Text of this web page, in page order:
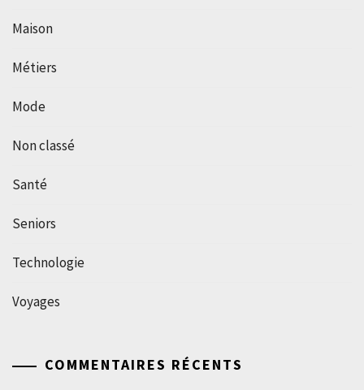
Maison
Métiers
Mode
Non classé
Santé
Seniors
Technologie
Voyages
COMMENTAIRES RÉCENTS